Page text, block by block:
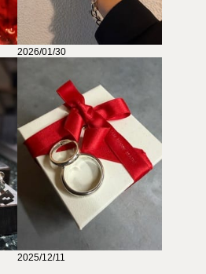
2026/01/30
2025/12/11